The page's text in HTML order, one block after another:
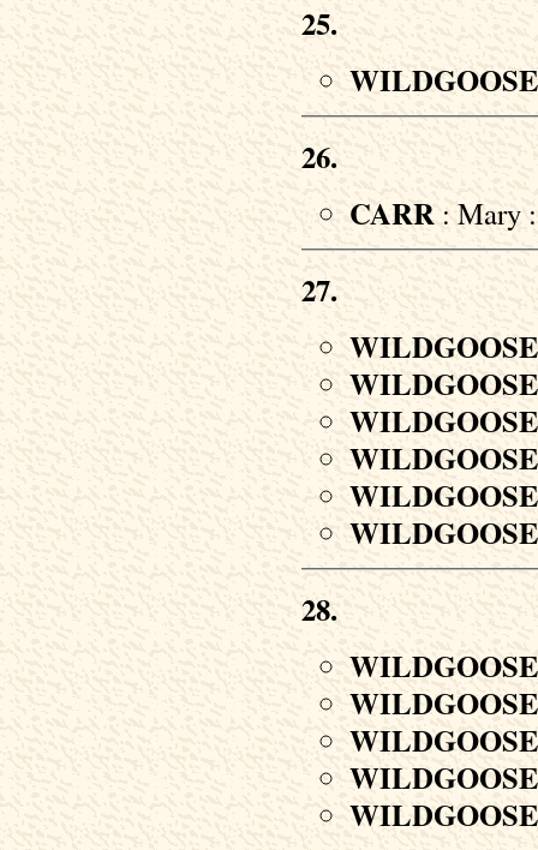
25.
WILDGOOSE
26.
CARR : Mary
27.
WILDGOOSE
WILDGOOSE
WILDGOOSE
WILDGOOSE
WILDGOOSE
WILDGOOSE
28.
WILDGOOSE
WILDGOOSE
WILDGOOSE
WILDGOOSE
WILDGOOSE